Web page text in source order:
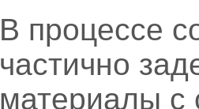
В процессе
частично
материалы с